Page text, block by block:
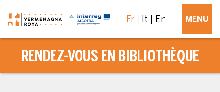
Fr It En MENU
RENDEZ-VOUS EN BIBLIOTHÈQUE